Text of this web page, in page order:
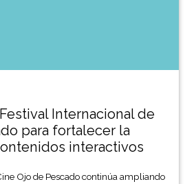
Internacional de
para fortalecer la
interactivos
Ojo de Pescado continúa ampliando